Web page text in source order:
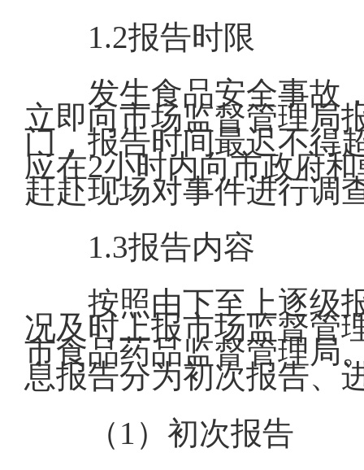
1.2报告时限
发生食品安全事故
立即向市场监督管理局
门，报告时间最迟不得
应在2小时内向市政府
赶赴现场对事件进行调
1.3报告内容
按照由下至上逐级
况及时上报市场监督管
市食品药品监督管理局
息报告分为初次报告、
（1）初次报告